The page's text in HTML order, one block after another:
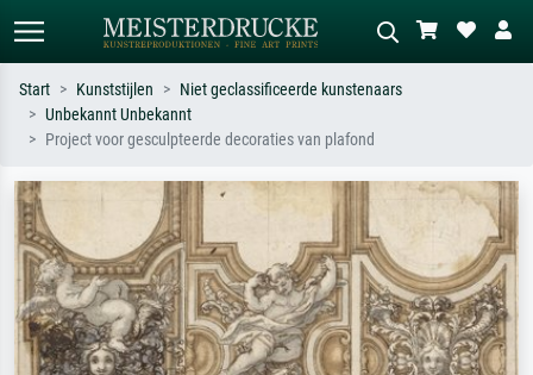
Standaard zoeken
Monet, Sterrennacht, impressionisme,
Hokusai-golf, naakt.
weide, abstract met veel rood, donker
olieverfschilderij, staand naakt naast
een boom.
Start Kunststijlen
Niet geclassificeerde kunstenaars
Unbekannt Unbekannt
Project voor gesculpteerde decoraties van plafond